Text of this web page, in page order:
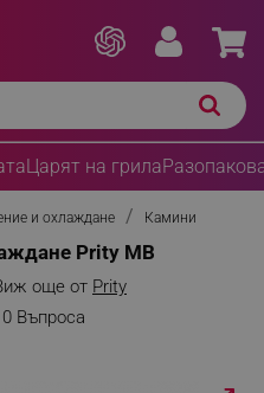
Царят на грила
и охлаждане Камини
Prity MB
още от Prity
0 Въпроса